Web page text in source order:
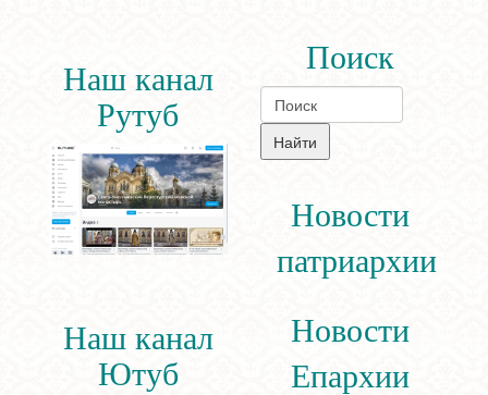
Наш канал
Рутуб
Наш канал
Ютуб
Поиск
Новости
патриархии
Новости
Епархии